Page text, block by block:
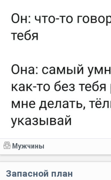
Мужчины
Запасной план